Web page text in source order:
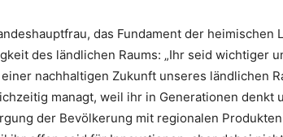
das Fundament der heimischen
des ländlichen Raums: „Ihr seid wichtiger
nachhaltigen Zukunft unseres ländlichen
managt, weil ihr in Generationen denkt
der Bevölkerung mit regionalen